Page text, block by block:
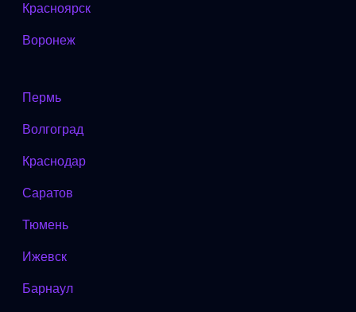
Красноярск
Воронеж
Пермь
Волгоград
Краснодар
Саратов
Тюмень
Ижевск
Барнаул